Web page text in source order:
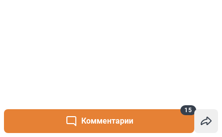
Комментарии
15